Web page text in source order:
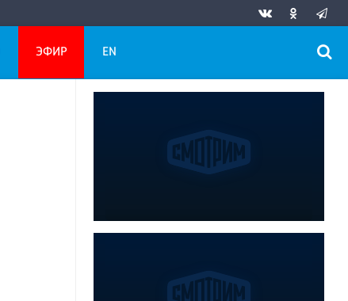
ЭФИР EN